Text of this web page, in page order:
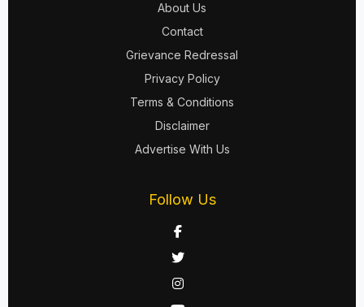
About Us
Contact
Grievance Redressal
Privacy Policy
Terms & Conditions
Disclaimer
Advertise With Us
Follow Us